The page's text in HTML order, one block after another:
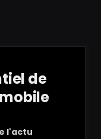
de
l'actu